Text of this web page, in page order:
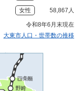
女性 58,867人
令和8年6月末現在
大東市人口・世帯数の推移